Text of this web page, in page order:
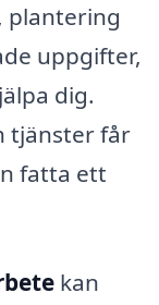
plantering
uppgifter,
dig.
tjänster får
fatta ett
kan